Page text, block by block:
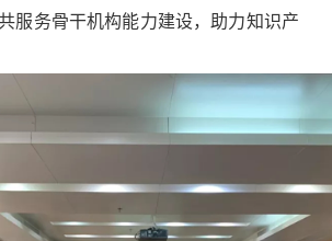
服务骨干机构能力建设，助力知识产